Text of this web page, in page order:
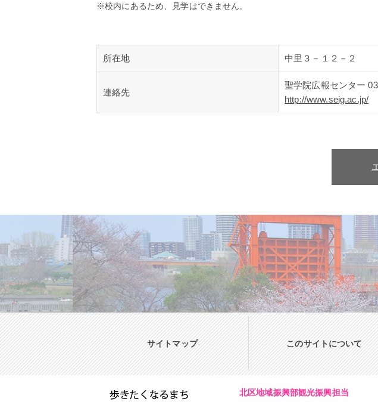
※校内にあるため、見学はできません。
所在地 中里３－１２－２
連絡先
聖学院広報センター
http://www.seig.ac.jp/
サイトマップ このサイトについて
北区地域振興部観光振興担当